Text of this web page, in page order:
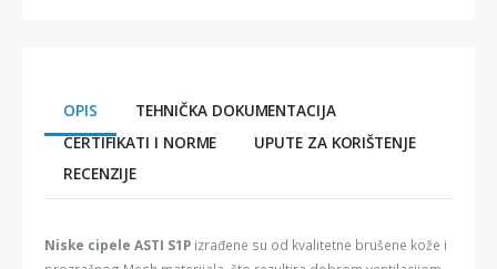
OPIS
TEHNIČKA DOKUMENTACIJA
CERTIFIKATI I NORME
UPUTE ZA KORIŠTENJE
RECENZIJE
Niske cipele ASTI S1P izrađene su od kvalitetne brušene kože i